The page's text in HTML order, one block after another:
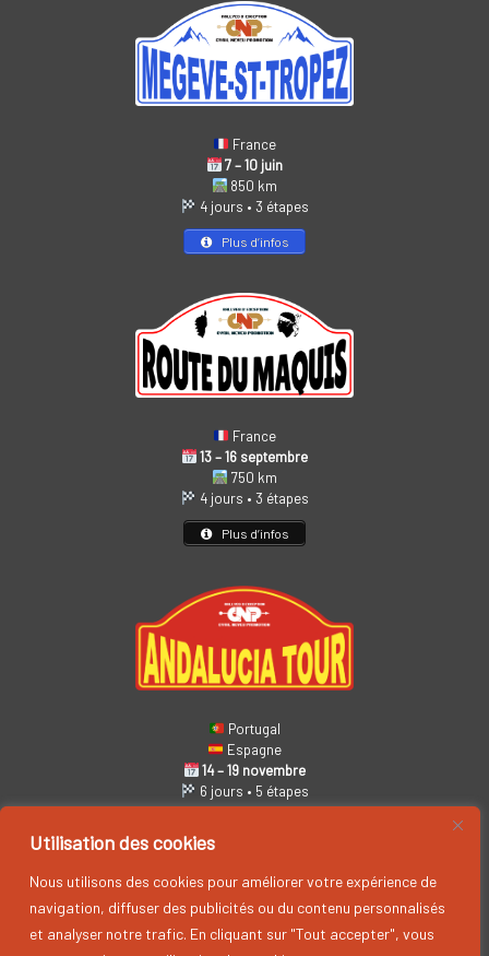
Utilisation des cookies
Nous utilisons des cookies pour améliorer votre expérience de
navigation, diffuser des publicités ou du contenu personnalisés
et analyser notre trafic. En cliquant sur "Tout accepter", vous
France
7 – 10 juin
850 km
4 jours • 3 étapes
Plus d’infos
France
13 – 16 septembre
750 km
4 jours • 3 étapes
Plus d’infos
Portugal
Espagne
14 – 19 novembre
6 jours • 5 étapes